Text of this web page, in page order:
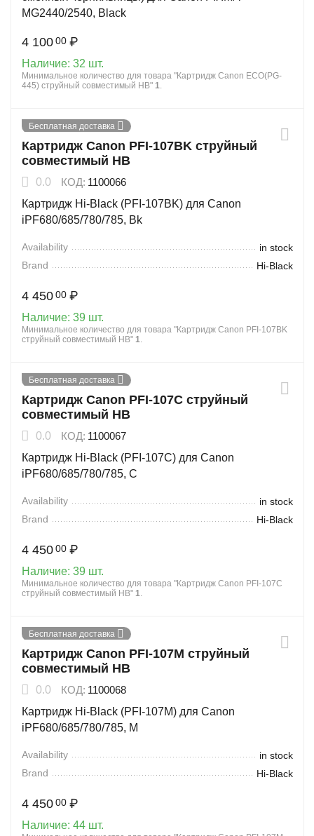
MG2440/2540, Black
4 100 00 ₽
Наличие: 32 шт.
Минимальное количество для товара "Картридж Canon ECO(PG-
445) струйный совместимый HB" 1.
Бесплатная доставка
Картридж Canon PFI-107BK струйный
совместимый HB
0.0 КОД: 1100066
Картридж Hi-Black (PFI-107BK) для Canon
iPF680/685/780/785, Bk
Availability
in stock
Brand
Hi-Black
4 450 00 ₽
Наличие: 39 шт.
Минимальное количество для товара "Картридж Canon PFI-107BK
струйный совместимый HB" 1.
Бесплатная доставка
Картридж Canon PFI-107C струйный
совместимый HB
0.0 КОД: 1100067
Картридж Hi-Black (PFI-107C) для Canon
iPF680/685/780/785, C
Availability
in stock
Brand
Hi-Black
4 450 00 ₽
Наличие: 39 шт.
Минимальное количество для товара "Картридж Canon PFI-107C
струйный совместимый HB" 1.
Бесплатная доставка
Картридж Canon PFI-107M струйный
совместимый HB
0.0 КОД: 1100068
Картридж Hi-Black (PFI-107M) для Canon
iPF680/685/780/785, M
Availability
in stock
Brand
Hi-Black
4 450 00 ₽
Наличие: 44 шт.